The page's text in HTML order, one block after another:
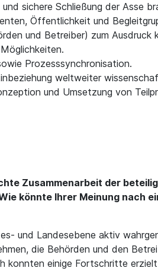
sichere Schließung der Asse
Öffentlichkeit und
und Betreiber) zum Ausdruck
Prozesssynchronisation.
weltweiter
und Umsetzung von
Zusammenarbeit der
könnte Ihrer Meinung nach
und Landesebene aktiv
die Behörden und den
einige Fortschritte